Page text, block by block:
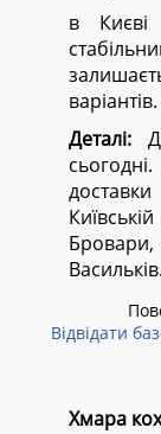
в Києві
варіантів.
Деталі:
Київській
Васильків.
Відвідати
Хмара